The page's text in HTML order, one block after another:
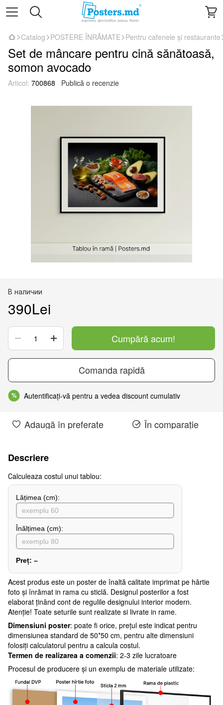
Catalog POSTERE ÎNRĂMATE Pentru cafenele și restaurante
Set de mâncare pentru cină sănătoasă,
somon avocado
Articol: 700868 Publică o recenzie
В наличии
390Lei
Cumpără acum!
Comanda rapidă
% Autentificați-vă pentru a vedea discount cumulativ
Adaugă în preferate În comparație
Descriere
Сalculeaza costul unui tablou:
Lățimea (сm):
Înălțimea (cm):
Preț: –
Acest produs este un poster de înaltă calitate imprimat pe hârtie
foto și înrămat in rama cu sticlă. Designul posterilor a fost
elaborat ținând cont de regulile designului interior modern.
Atenţie! Toate seturile sunt realizate si livrate in rame.
Dimensiuni poster: poate fi orice, prețul este indicat pentru
dimensiunea standard de 50*50 cm, pentru alte dimensiuni
folosiți calculatorul pentru a calcula costul.
Termen de realizarea a comenzii: 2-3 zile lucratoare
Procesul de producere și un exemplu de materiale utilizate: